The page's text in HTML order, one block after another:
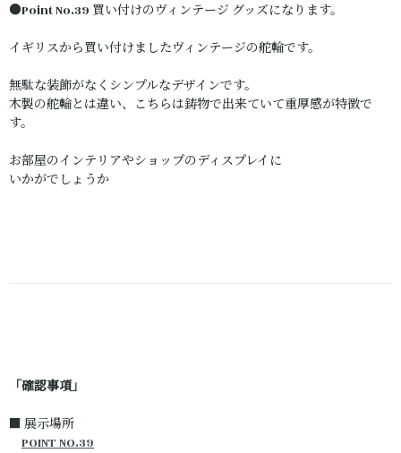
●Point No.39 買い付けのヴィンテージ グッズになります。
イギリスから買い付けましたヴィンテージの舵輪です。
無駄な装飾がなくシンプルなデザインです。
木製の舵輪とは違い、こちらは鋳物で出来ていて重厚感が特徴で
す。
お部屋のインテリアやショップのディスプレイに
いかがでしょうか
「確認事項」
■ 展示場所
POINT NO.39